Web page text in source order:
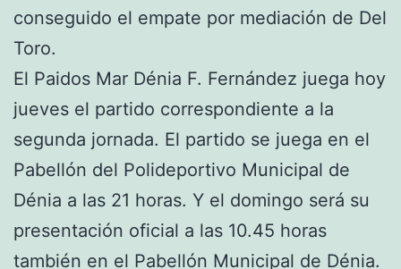
conseguido el empate por mediación de Del
Toro.
El Paidos Mar Dénia F. Fernández juega hoy
jueves el partido correspondiente a la
segunda jornada. El partido se juega en el
Pabellón del Polideportivo Municipal de
Dénia a las 21 horas. Y el domingo será su
presentación oficial a las 10.45 horas
también en el Pabellón Municipal de Dénia.